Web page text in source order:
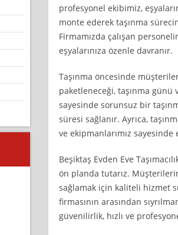
profesyonel ekibimiz,
monte ederek taşınma
Firmamızda çalışan
eşyalarınıza özenle davranır.
Taşınma öncesinde
paketleneceği, taşınma
sayesinde sorunsuz bir
süresi sağlanır. Ayrıca,
ve ekipmanlarımız sayesinde
Beşiktaş Evden Eve
ön planda tutarız.
sağlamak için kaliteli hizmet
firmasının arasından
güvenilirlik, hızlı ve